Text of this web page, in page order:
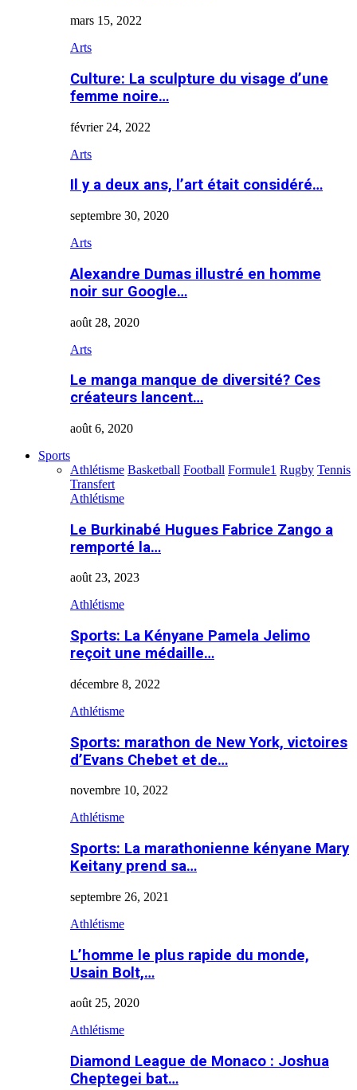
mars 15, 2022
Arts
Culture: La sculpture du visage d’une
femme noire…
février 24, 2022
Arts
Il y a deux ans, l’art était considéré…
septembre 30, 2020
Arts
Alexandre Dumas illustré en homme
noir sur Google…
août 28, 2020
Arts
Le manga manque de diversité? Ces
créateurs lancent…
août 6, 2020
Sports
Athlétisme Basketball Football Formule1 Rugby Tennis
Transfert
Athlétisme
Le Burkinabé Hugues Fabrice Zango a
remporté la…
août 23, 2023
Athlétisme
Sports: La Kényane Pamela Jelimo
reçoit une médaille…
décembre 8, 2022
Athlétisme
Sports: marathon de New York, victoires
d’Evans Chebet et de…
novembre 10, 2022
Athlétisme
Sports: La marathonienne kényane Mary
Keitany prend sa…
septembre 26, 2021
Athlétisme
L’homme le plus rapide du monde,
Usain Bolt,…
août 25, 2020
Athlétisme
Diamond League de Monaco : Joshua
Cheptegei bat…